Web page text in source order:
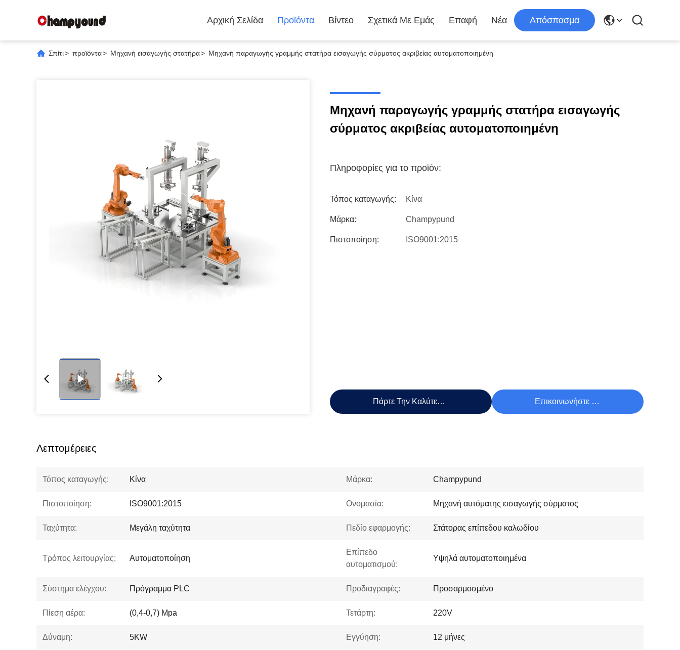
Αρχική Σελίδα Προϊόντα Βίντεο Σχετικά Με Εμάς Επαφή Νέα Απόσπασμα
Σπίτι> προϊόντα> Μηχανή εισαγωγής στατήρα> Μηχανή παραγωγής γραμμής στατήρα εισαγωγής σύρματος ακριβείας αυτοματοποιημένη
Μηχανή παραγωγής γραμμής στατήρα εισαγωγής
σύρματος ακριβείας αυτοματοποιημένη
Πληροφορίες για το προϊόν:
Τόπος καταγωγής: Κίνα
Μάρκα: Champypund
Πιστοποίηση: ISO9001:2015
Πάρτε Την Καλύτερη Τιμή Επικοινωνήστε Τώρα
Λεπτομέρειες
Τόπος καταγωγής: Κίνα Μάρκα: Champypund
Πιστοποίηση: ISO9001:2015 Ονομασία: Μηχανή αυτόματης εισαγωγής σύρματος
Ταχύτητα: Μεγάλη ταχύτητα Πεδίο εφαρμογής: Στάτορας επίπεδου καλωδίου
Τρόπος λειτουργίας: Αυτοματοποίηση
Επίπεδο
αυτοματισμού:
Υψηλά αυτοματοποιημένα
Σύστημα ελέγχου: Πρόγραμμα PLC Προδιαγραφές: Προσαρμοσμένο
Πίεση αέρα: (0,4-0,7) Mpa Τετάρτη: 220V
Δύναμη: 5KW Εγγύηση: 12 μήνες